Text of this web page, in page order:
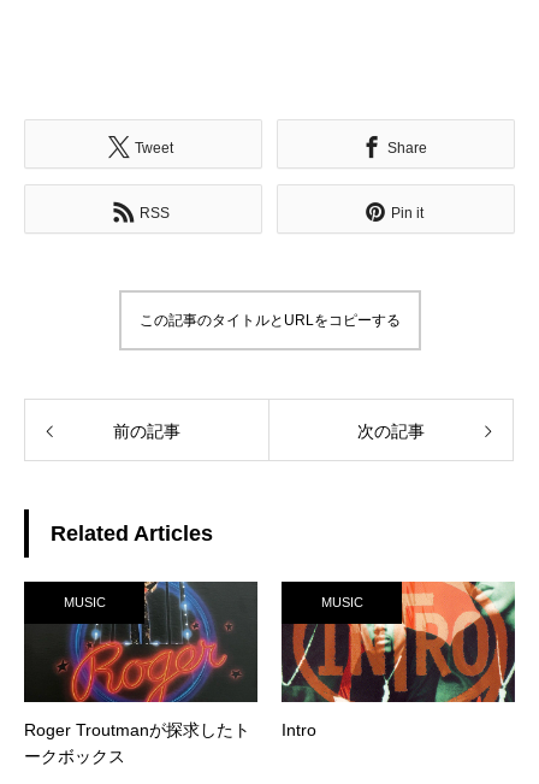
Tweet Share
RSS Pin it
この記事のタイトルとURLをコピーする
前の記事 次の記事
Related Articles
MUSIC
Roger Troutmanが探求したト
ークボックス
MUSIC
Intro